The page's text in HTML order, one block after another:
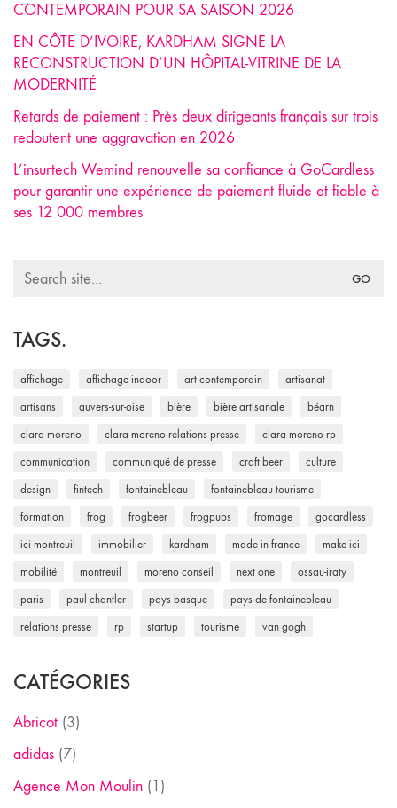
CONTEMPORAIN POUR SA SAISON 2026
EN CÔTE D’IVOIRE, KARDHAM SIGNE LA
RECONSTRUCTION D’UN HÔPITAL-VITRINE DE LA
MODERNITÉ
Retards de paiement : Près deux dirigeants français sur trois
redoutent une aggravation en 2026
L’insurtech Wemind renouvelle sa confiance à GoCardless
pour garantir une expérience de paiement fluide et fiable à
ses 12 000 membres
Search
TAGS.
affichage affichage indoor art contemporain artisanat
artisans auvers-sur-oise bière bière artisanale béarn
clara moreno clara moreno relations presse clara moreno rp
communication communiqué de presse craft beer culture
design fintech fontainebleau fontainebleau tourisme
formation frog frogbeer frogpubs fromage gocardless
ici montreuil immobilier kardham made in france make ici
mobilité montreuil moreno conseil next one ossau-iraty
paris paul chantler pays basque pays de fontainebleau
relations presse rp startup tourisme van gogh
CATÉGORIES
Abricot (3)
adidas (7)
Agence Mon Moulin (1)